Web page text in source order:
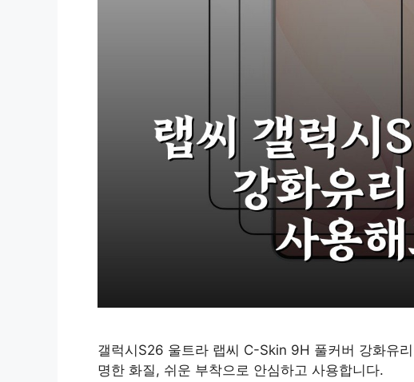
갤럭시S26 울트라 랩씨 C-Skin 9H 풀커버 강화유
명한 화질, 쉬운 부착으로 안심하고 사용합니다.